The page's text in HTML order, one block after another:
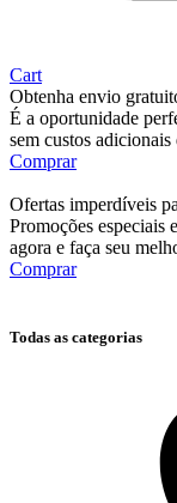
Cart
Obtenha envio
É a oportunidade
sem custos adicionais
Comprar
Ofertas imperdíveis
Promoções especiais
agora e faça seu
Comprar
Todas as categorias